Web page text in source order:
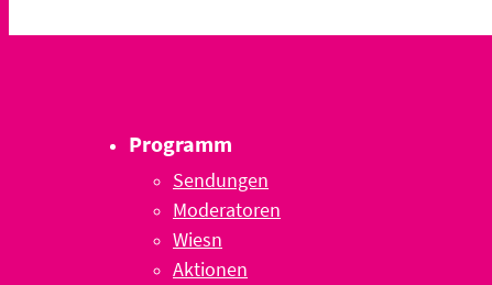
Programm
Sendungen
Moderatoren
Wiesn
Aktionen